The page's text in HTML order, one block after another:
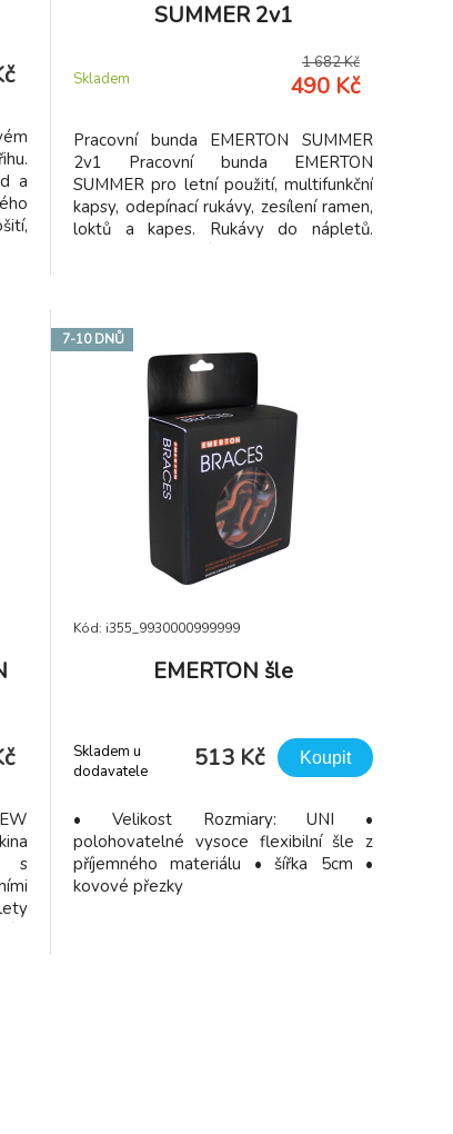
a
5
SUMMER 2v1
Skladem
1 682 Kč
490 Kč
Pracovní bunda EMERTON SUMMER
2v1 Pracovní bunda EMERTON
SUMMER pro letní použití, multifunkční
kapsy, odepínací rukávy, zesílení ramen,
loktů a kapes. Rukávy do nápletů.
Kolekce pracovních oděvů SUMMER:
zásob!!!
s
7-10 DNŮ
Kód: i355_9930000999999
EMERTON šle
Skladem u
dodavatele
513 Kč Koupit
• Velikost Rozmiary: UNI •
polohovatelné vysoce flexibilní šle z
příjemného materiálu • šířka 5cm •
kovové přezky